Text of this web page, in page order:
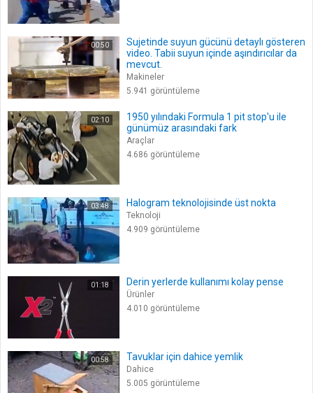
00:50
Sujetinde suyun gücünü detaylı gösteren
video. Tabii suyun içinde aşındırıcılar da
mevcut.
Makineler
5.941 görüntüleme
02:10
1950 yılındaki Formula 1 pit stop'u ile
günümüz arasındaki fark
Araçlar
4.686 görüntüleme
03:48 Halogram teknolojisinde üst nokta
Teknoloji
4.909 görüntüleme
01:18 Derin yerlerde kullanımı kolay pense
Ürünler
4.010 görüntüleme
00:58 Tavuklar için dahice yemlik
Dahice
5.005 görüntüleme